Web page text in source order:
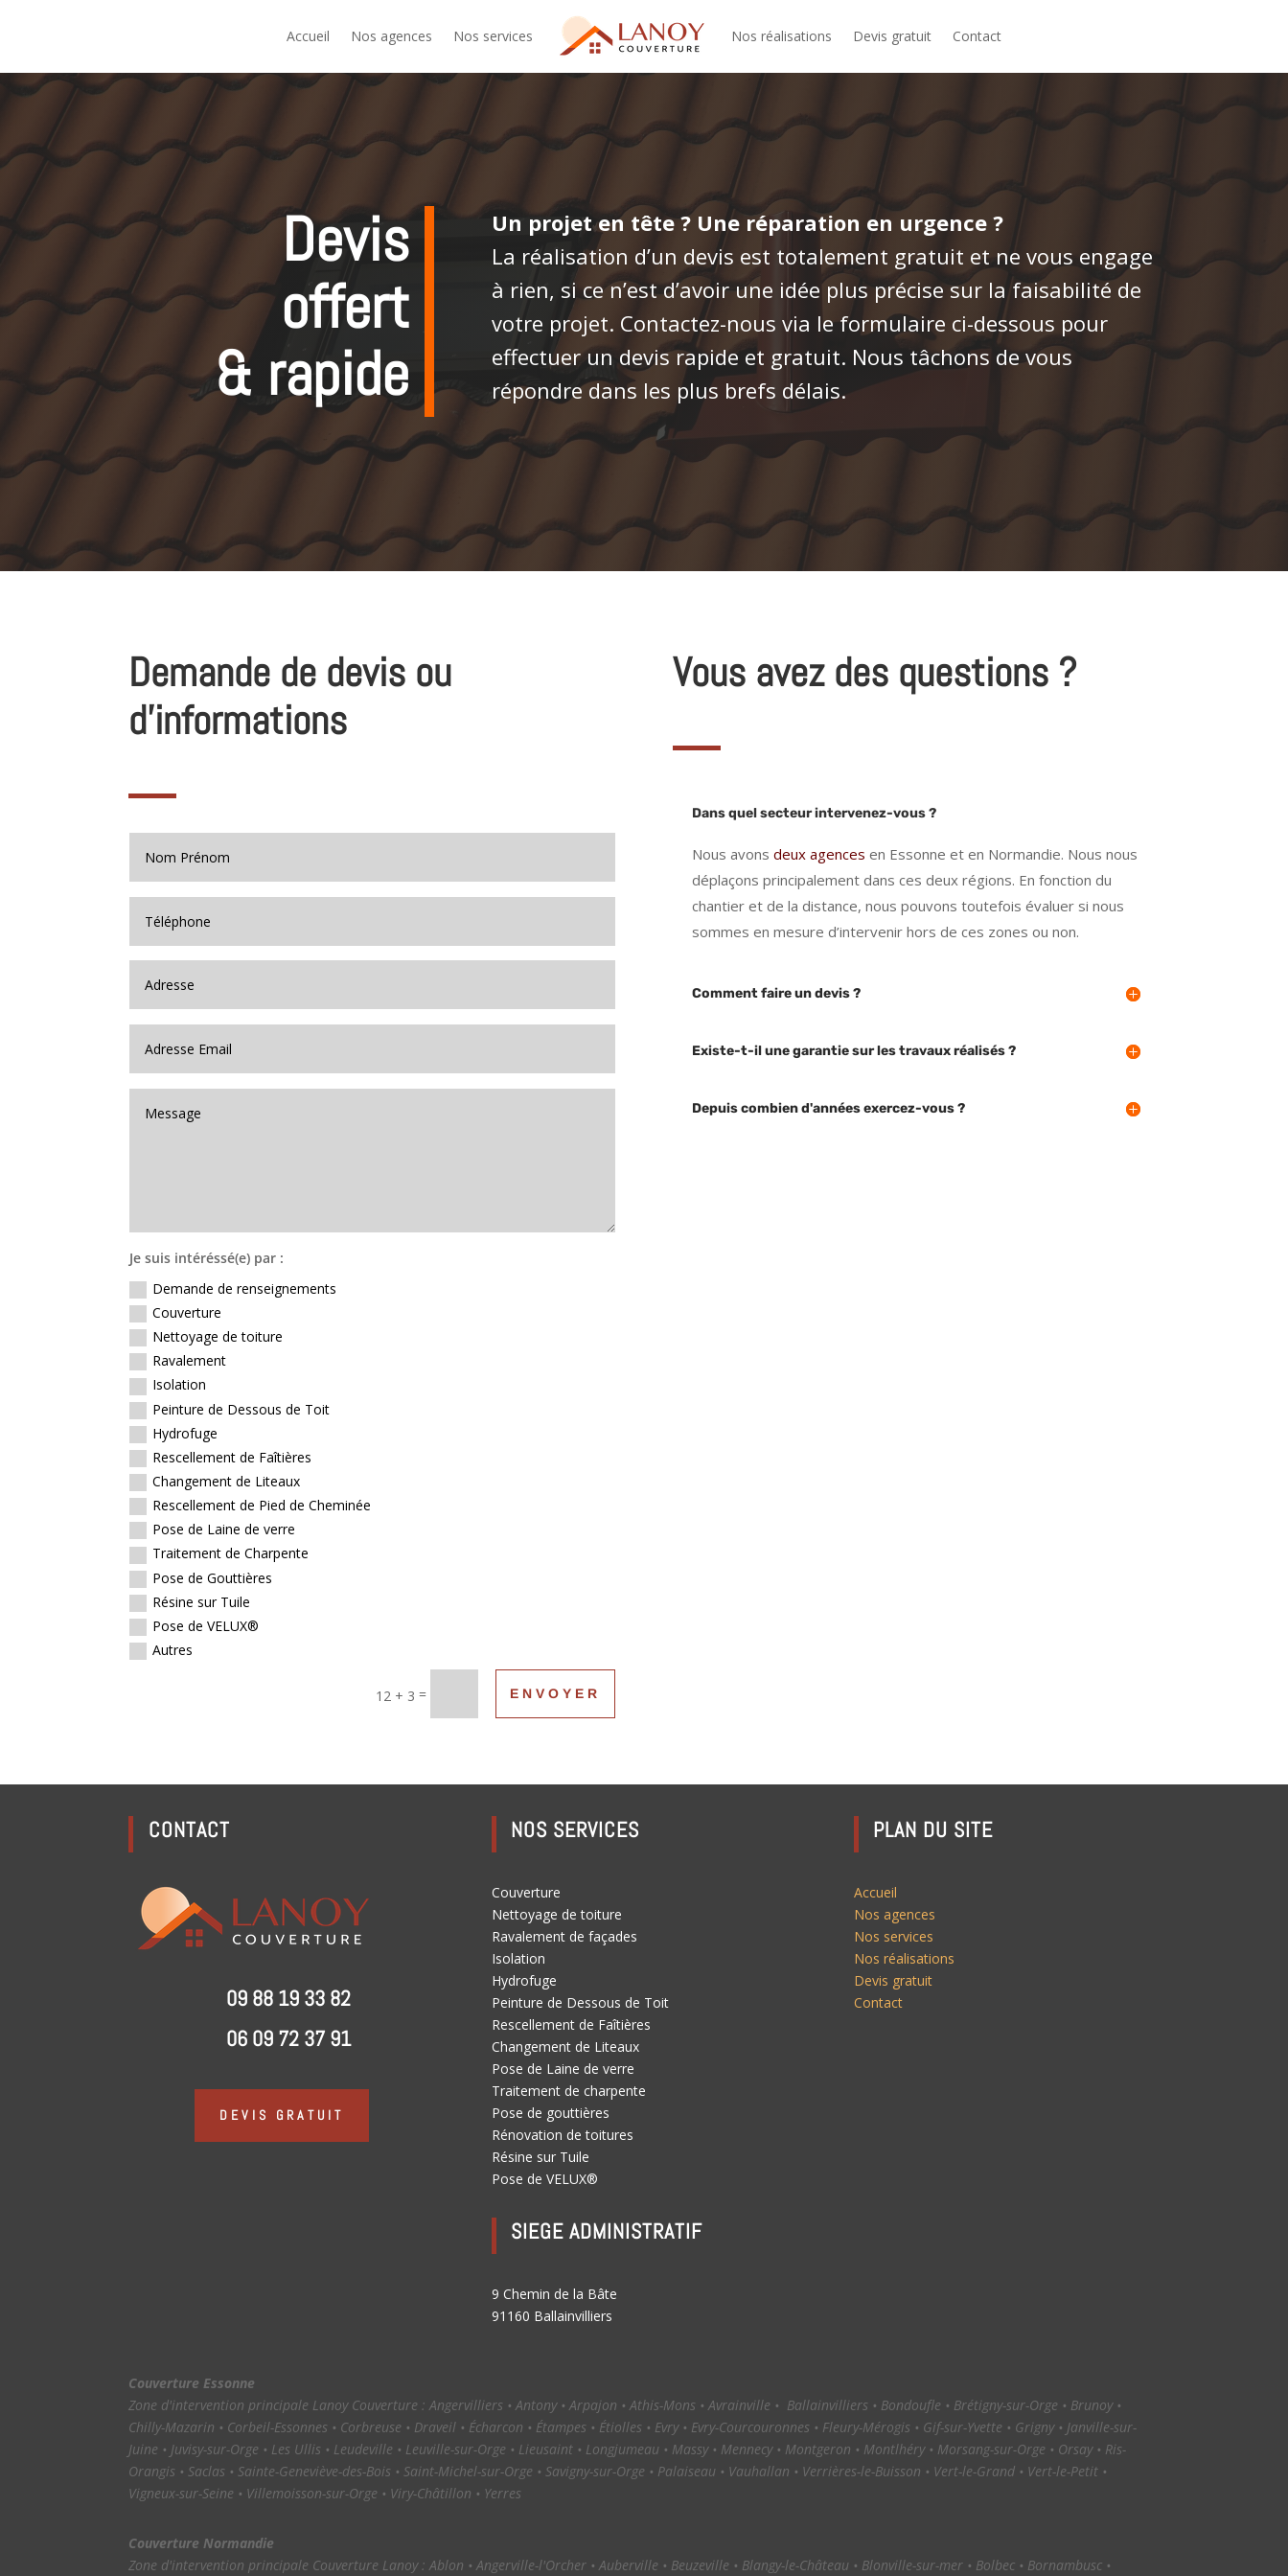
Accueil Nos agences Nos services Nos réalisations Devis gratuit Contact
Devis
offert
& rapide
Un projet en tête ? Une réparation en urgence ?
La réalisation d’un devis est totalement gratuit et ne vous engage
à rien, si ce n’est d’avoir une idée plus précise sur la faisabilité de
votre projet. Contactez-nous via le formulaire ci-dessous pour
effectuer un devis rapide et gratuit. Nous tâchons de vous
répondre dans les plus brefs délais.
Demande de devis ou
d’informations
Je suis intéréssé(e) par :
Demande de renseignements
Couverture
Nettoyage de toiture
Ravalement
Isolation
Peinture de Dessous de Toit
Hydrofuge
Rescellement de Faîtières
Changement de Liteaux
Rescellement de Pied de Cheminée
Pose de Laine de verre
Traitement de Charpente
Pose de Gouttières
Résine sur Tuile
Pose de VELUX®
Autres
12 + 3 = ENVOYER
Vous avez des questions ?
Dans quel secteur intervenez-vous ?
Nous avons deux agences en Essonne et en Normandie. Nous nous
déplaçons principalement dans ces deux régions. En fonction du
chantier et de la distance, nous pouvons toutefois évaluer si nous
sommes en mesure d’intervenir hors de ces zones ou non.
Comment faire un devis ?
Existe-t-il une garantie sur les travaux réalisés ?
Depuis combien d'années exercez-vous ?
CONTACT
09 88 19 33 82
06 09 72 37 91
DEVIS GRATUIT
NOS SERVICES
Couverture
Nettoyage de toiture
Ravalement de façades
Isolation
Hydrofuge
Peinture de Dessous de Toit
Rescellement de Faîtières
Changement de Liteaux
Pose de Laine de verre
Traitement de charpente
Pose de gouttières
Rénovation de toitures
Résine sur Tuile
Pose de VELUX®
SIEGE ADMINISTRATIF
9 Chemin de la Bâte
91160 Ballainvilliers
PLAN DU SITE
Accueil
Nos agences
Nos services
Nos réalisations
Devis gratuit
Contact
Couverture Essonne
Zone d'intervention principale Lanoy Couverture : Angervilliers • Antony • Arpajon • Athis-Mons • Avrainville • Ballainvilliers • Bondoufle • Brétigny-sur-Orge • Brunoy •
Chilly-Mazarin • Corbeil-Essonnes • Corbreuse • Draveil • Écharcon • Étampes • Étiolles • Evry • Evry-Courcouronnes • Fleury-Mérogis • Gif-sur-Yvette • Grigny • Janville-sur-
Juine • Juvisy-sur-Orge • Les Ullis • Leudeville • Leuville-sur-Orge • Lieusaint • Longjumeau • Massy • Mennecy • Montgeron • Montlhéry • Morsang-sur-Orge • Orsay • Ris-
Orangis • Saclas • Sainte-Geneviève-des-Bois • Saint-Michel-sur-Orge • Savigny-sur-Orge • Palaiseau • Vauhallan • Verrières-le-Buisson • Vert-le-Grand • Vert-le-Petit •
Vigneux-sur-Seine • Villemoisson-sur-Orge • Viry-Châtillon • Yerres
Couverture Normandie
Zone d'intervention principale Couverture Lanoy : Ablon • Angerville-l'Orcher • Auberville • Beuzeville • Blangy-le-Château • Blonville-sur-mer • Bolbec • Bornambusc •